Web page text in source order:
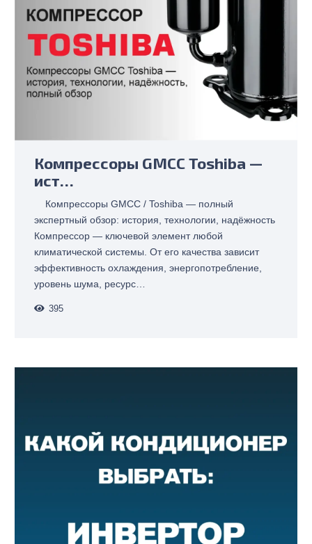
Компрессоры GMCC Toshiba —
ист…
Компрессоры GMCC / Toshiba — полный
экспертный обзор: история, технологии, надёжность
Компрессор — ключевой элемент любой
климатической системы. От его качества зависит
эффективность охлаждения, энергопотребление,
уровень шума, ресурс…
395